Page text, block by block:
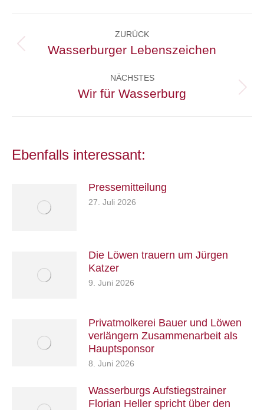
ZURÜCK
Vorheriger
Wasserburger Lebenszeichen
NÄCHSTES
Nächster
Wir für Wasserburg
Ebenfalls interessant:
Pressemitteilung
27. Juli 2026
Die Löwen trauern um Jürgen
Katzer
9. Juni 2026
Privatmolkerei Bauer und Löwen
verlängern Zusammenarbeit als
Hauptsponsor
8. Juni 2026
Wasserburgs Aufstiegstrainer
Florian Heller spricht über den